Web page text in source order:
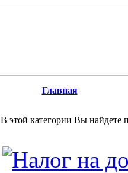
Главная
В этой категории Вы найдете
Налог на